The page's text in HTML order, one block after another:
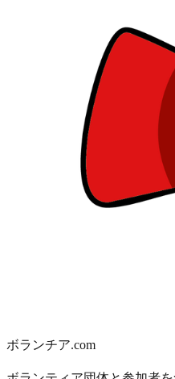
ボランチア.com